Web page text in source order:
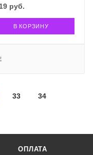
руб.
В КОРЗИНУ
33
34
ОПЛАТА